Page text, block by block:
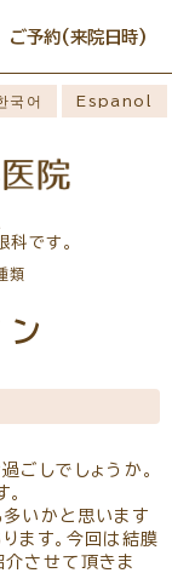
국어 Espanol
です。
のための衛生環境
組み
師のご紹介
手術機器
トのダウンロード
す
網膜硝子体疾患
白内障
体疾患専門治療ペ
治療ページ
ページ
法
科受診していない
レンズトラブル
ご予約(来院日時)
門治療を予約
治療を予約
体専門治療を予約
療を予約
門治療を予約
類
ごしでしょうか。
いかと思います
ます。今回は結膜
させて頂きま